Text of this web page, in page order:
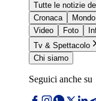
Tutte le notizie
Cronaca
Mondo
Video
Foto
Tv & Spettacolo
Chi siamo
Seguici anche su